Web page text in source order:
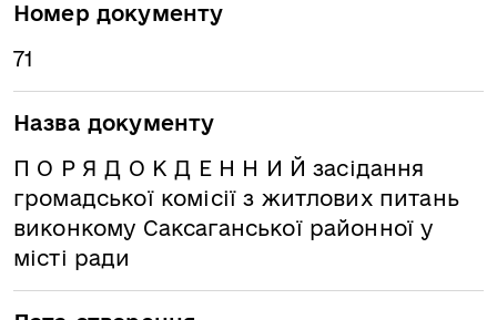
Номер документу
71
Назва документу
П О Р Я Д О К Д Е Н Н И Й засідання
громадської комісії з житлових питань
виконкому Саксаганської районної у
місті ради